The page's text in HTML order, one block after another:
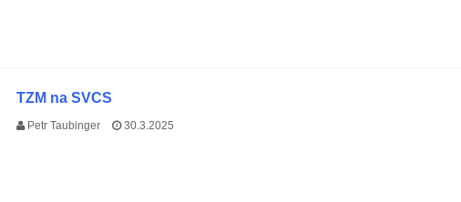
TZM na SVCS
Petr Taubinger 30.3.2025